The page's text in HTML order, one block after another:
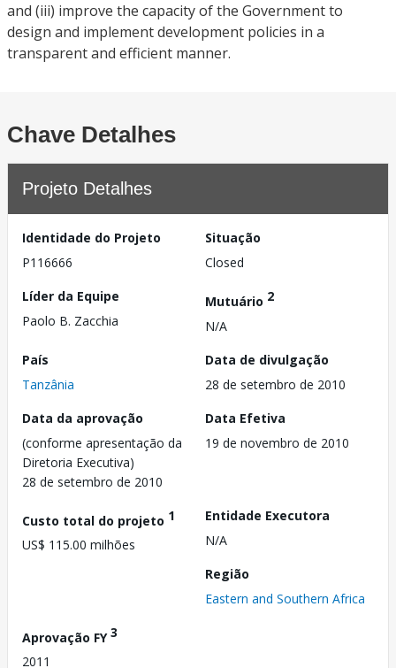
and (iii) improve the capacity of the Government to
design and implement development policies in a
transparent and efficient manner.
Chave Detalhes
Projeto Detalhes
Identidade do Projeto
P116666
Situação
Closed
Líder da Equipe
Paolo B. Zacchia
Mutuário 2
N/A
País
Tanzânia
Data de divulgação
28 de setembro de 2010
Data da aprovação
(conforme apresentação da
Diretoria Executiva)
28 de setembro de 2010
Data Efetiva
19 de novembro de 2010
Custo total do projeto 1
US$ 115.00 milhões
Entidade Executora
N/A
Região
Eastern and Southern Africa
Aprovação FY3
2011